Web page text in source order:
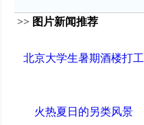
>> 图片新闻推荐
北京大学生暑期酒楼打工
火热夏日的另类风景